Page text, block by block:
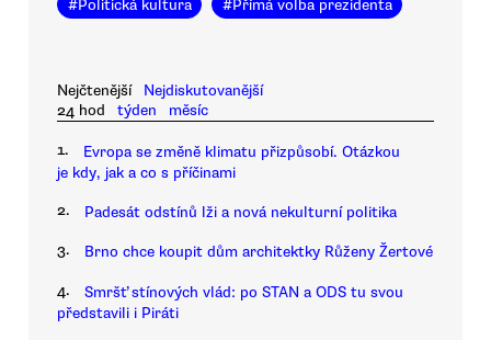
#Politická kultura #Přímá volba prezidenta
Nejčtenější
Nejdiskutovanější
24 hod
týden měsíc
1.
Evropa se změně klimatu přizpůsobí. Otázkou
je kdy, jak a co s příčinami
2. Padesát odstínů lži a nová nekulturní politika
3. Brno chce koupit dům architektky Růženy Žertové
4.
Smršť stínových vlád: po STAN a ODS tu svou
představili i Piráti